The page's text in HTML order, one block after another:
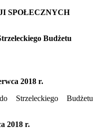
SPOŁECZNYCH
Budżetu
2018 r.
Strzeleckiego Budżetu
2018 r.